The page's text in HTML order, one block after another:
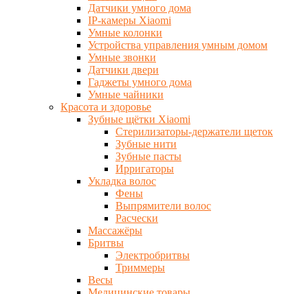
Датчики умного дома
IP-камеры Xiaomi
Умные колонки
Устройства управления умным домом
Умные звонки
Датчики двери
Гаджеты умного дома
Умные чайники
Красота и здоровье
Зубные щётки Xiaomi
Стерилизаторы-держатели щеток
Зубные нити
Зубные пасты
Ирригаторы
Укладка волос
Фены
Выпрямители волос
Расчески
Массажёры
Бритвы
Электробритвы
Триммеры
Весы